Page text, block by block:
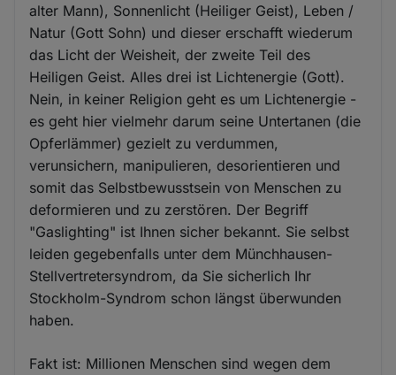
alter Mann), Sonnenlicht (Heiliger Geist), Leben /
Natur (Gott Sohn) und dieser erschafft wiederum
das Licht der Weisheit, der zweite Teil des
Heiligen Geist. Alles drei ist Lichtenergie (Gott).
Nein, in keiner Religion geht es um Lichtenergie -
es geht hier vielmehr darum seine Untertanen (die
Opferlämmer) gezielt zu verdummen,
verunsichern, manipulieren, desorientieren und
somit das Selbstbewusstsein von Menschen zu
deformieren und zu zerstören. Der Begriff
"Gaslighting" ist Ihnen sicher bekannt. Sie selbst
leiden gegebenfalls unter dem Münchhausen-
Stellvertretersyndrom, da Sie sicherlich Ihr
Stockholm-Syndrom schon längst überwunden
haben.
Fakt ist: Millionen Menschen sind wegen dem